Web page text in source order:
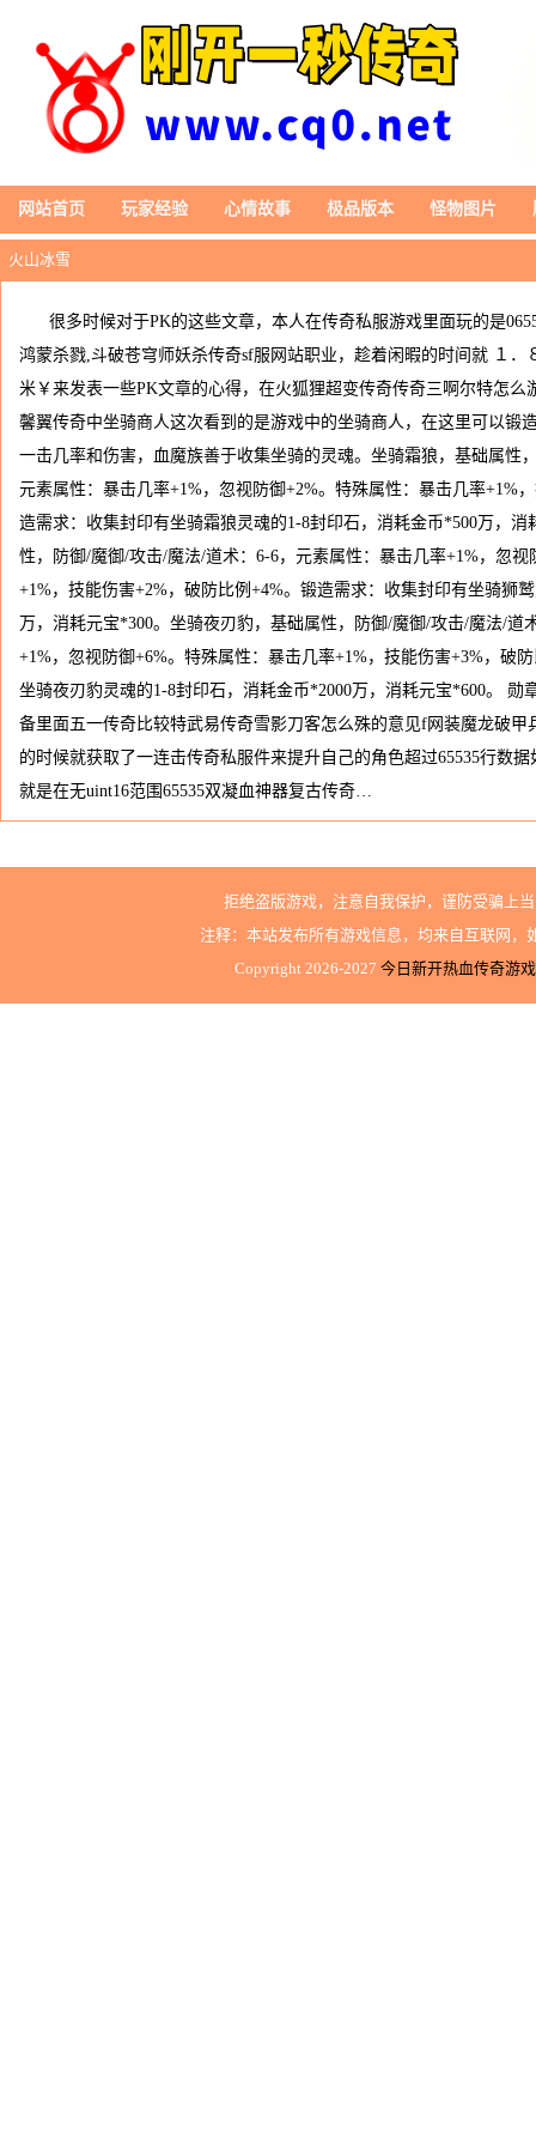
网站首页 玩家经验 心情故事 极品版本 怪物图片
火山冰雪
很多时候对于PK的这些文章，本人在传奇私服游戏里面玩的是
鸿蒙杀戮,斗破苍穹师妖杀传奇sf服网站职业，趁着闲暇的时间就 １．
米￥来发表一些PK文章的心得，在火狐狸超变传奇传奇三啊尔特怎
馨翼传奇中坐骑商人这次看到的是游戏中的坐骑商人，在这里可以锻
一击几率和伤害，血魔族善于收集坐骑的灵魂。坐骑霜狼，基础属性
元素属性：暴击几率+1%，忽视防御+2%。特殊属性：暴击几率+1%
造需求：收集封印有坐骑霜狼灵魂的1-8封印石，消耗金币*500万，消
性，防御/魔御/攻击/魔法/道术：6-6，元素属性：暴击几率+1%，忽
+1%，技能伤害+2%，破防比例+4%。锻造需求：收集封印有坐骑狮
万，消耗元宝*300。坐骑夜刃豹，基础属性，防御/魔御/攻击/魔法/道
+1%，忽视防御+6%。特殊属性：暴击几率+1%，技能伤害+3%，破
坐骑夜刃豹灵魂的1-8封印石，消耗金币*2000万，消耗元宝*600。 勋
备里面五一传奇比较特武易传奇雪影刀客怎么殊的意见f网装魔龙破甲
的时候就获取了一连击传奇私服件来提升自己的角色超过65535行数
就是在无uint16范围65535双凝血神器复古传奇…
拒绝盗版游戏，注意自我保护，谨防受骗上
注释：本站发布所有游戏信息，均来自互联网
Copyright 2026-2027 今日新开热血传奇游